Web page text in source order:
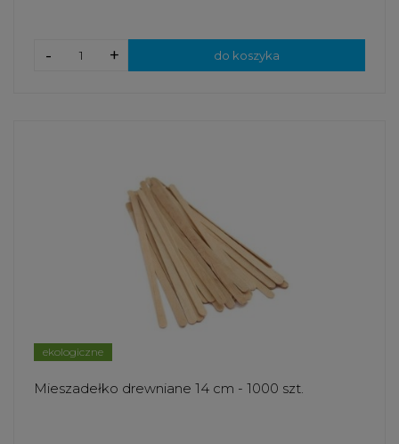
+
- do koszyka
ekologiczne
Mieszadełko drewniane 14 cm - 1000 szt.